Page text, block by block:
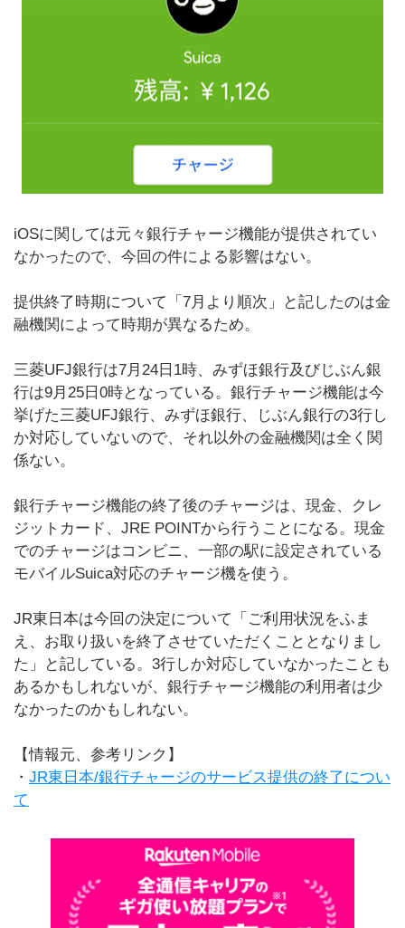
iOSに関しては元々銀行チャージ機能が提供されてい
なかったので、今回の件による影響はない。
提供終了時期について「7月より順次」と記したのは金
融機関によって時期が異なるため。
三菱UFJ銀行は7月24日1時、みずほ銀行及びじぶん銀
行は9月25日0時となっている。銀行チャージ機能は今
挙げた三菱UFJ銀行、みずほ銀行、じぶん銀行の3行し
か対応していないので、それ以外の金融機関は全く関
係ない。
銀行チャージ機能の終了後のチャージは、現金、クレ
ジットカード、JRE POINTから行うことになる。現金
でのチャージはコンビニ、一部の駅に設定されている
モバイルSuica対応のチャージ機を使う。
JR東日本は今回の決定について「ご利用状況をふま
え、お取り扱いを終了させていただくこととなりまし
た」と記している。3行しか対応していなかったことも
あるかもしれないが、銀行チャージ機能の利用者は少
なかったのかもしれない。
【情報元、参考リンク】
・ JR東日本/銀行チャージのサービス提供の終了につい
て